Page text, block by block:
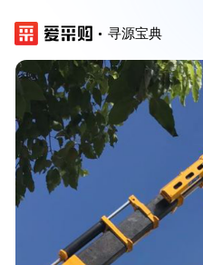
寻源宝典